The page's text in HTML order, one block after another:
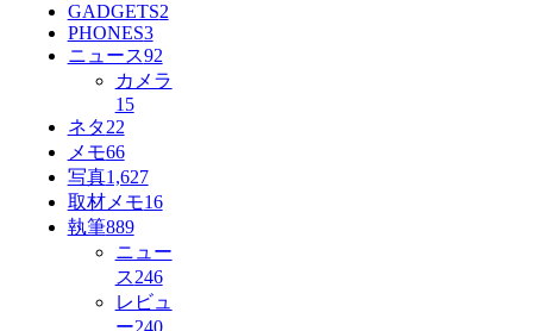
GADGETS2
PHONES3
ニュース92
カメラ
15
ネタ22
メモ66
写真1,627
取材メモ16
執筆889
ニュー
ス246
レビュ
ー240